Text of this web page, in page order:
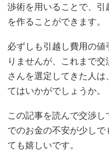
渉術を用いることで、
を作ることができます。
必ずしも引越し費用の
りませんが、これまで
さんを選定してきた人
てはいかがでしょうか。
この記事を読んで交渉
でのお金の不安が少しで
ても嬉しいです。